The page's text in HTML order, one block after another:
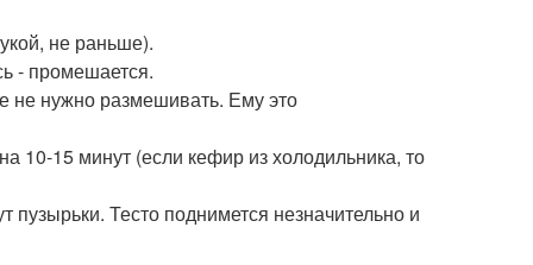
не раньше).
- промешается.
не нужно размешивать. Ему это
10-15 минут (если кефир из холодильника, то
пузырьки. Тесто поднимется незначительно и